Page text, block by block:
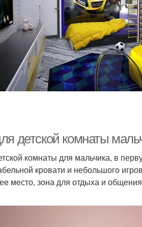
детской комнаты
комнаты для мальчика, в
кровати и небольшого
место, зона для отдыха и